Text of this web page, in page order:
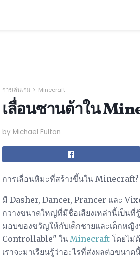
การเล่นเกม Minecraft
เลื่อนซานต้าใน
by Michael Fulton
การเลื่อนหิมะที่สร้างขึ้นใน
มี Dasher, Dancer, Prancer และ
กวางขนาดใหญ่ที่มีชื่อเสียงเหล่านี้เป็นที่
มอบของขวัญให้กับเด็กชายและเด็กห
Controllable" ใน Minecraft โดยไม่
เราจะมาเรียนรู้ว่าอะไรที่ส่งผลต่อขนาดนี้